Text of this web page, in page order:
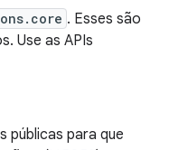
. Esses são
Use as APIs
públicas para que